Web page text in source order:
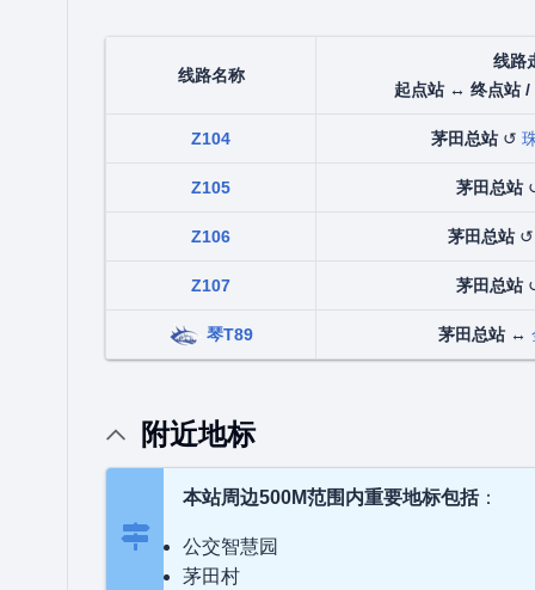
线路名称
线路
起点站 ↔ 终点站
Z104 茅田总站↺
Z105 茅田总站
Z106 茅田总站
Z107 茅田总站
琴T89 茅田总站↔
附近地标
本站周边500M范围内重要地标包括：
公交智慧园
茅田村